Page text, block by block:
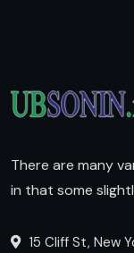
There are many
in that some
15 Cliff St, New